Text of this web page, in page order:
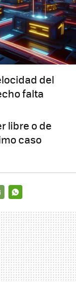
del
falta
libre o de
caso